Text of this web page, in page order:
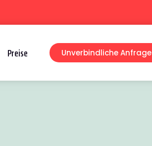
Preise Unverbindliche Anfrage